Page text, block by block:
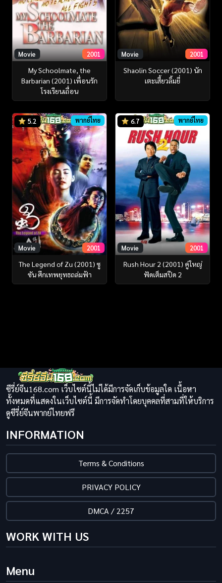
Movie 2001
My Schoolmate, the
Barbarian (2001) เพื่อนรัก
โรงเรียนเถื่อน
Movie 2001
Shaolin Soccer (2001) นัก
เตะเสี้ยวลิ้มยี่
5.2 พากย์ไทย
Movie 2001
The Legend of Zu (2001) ซู
ซัน ศึกเทพยุทธถล่มฟ้า
6.7 พากย์ไทย
Movie 2001
Rush Hour 2 (2001) คู่ใหญ่
ฟัดเต็มสปีด 2
ซีรี่ย์จีน168.com เว็บไซต์นี้ไม่ได้มีการจัดเก็บข้อมูลใด เนื้อหา
ทั้งหมดที่แสดงในเว็บไซต์นี้ มีการจัดทำโดยบุคคลที่สามที่ให้บริการ
ดูซีรี่ย์จีนพากย์ไทยฟรี
INFORMATION
Terms & Conditions
PRIVACY POLICY
DMCA / 2257
WORK WITH US
Menu